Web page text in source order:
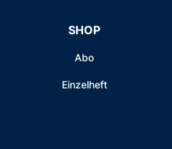
SHOP
Abo
Einzelheft